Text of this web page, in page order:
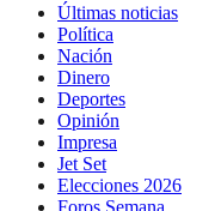
Últimas noticias
Política
Nación
Dinero
Deportes
Opinión
Impresa
Jet Set
Elecciones 2026
Foros Semana